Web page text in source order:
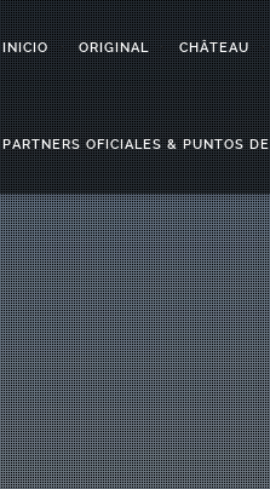
INICIO ORIGINAL CHÂTEAU
PARTNERS OFICIALES & PUNTOS